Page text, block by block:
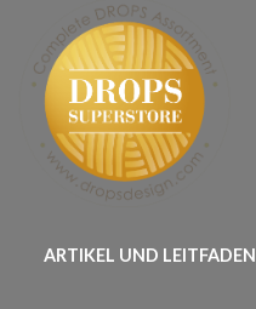
ARTIKEL UND LEITFADEN